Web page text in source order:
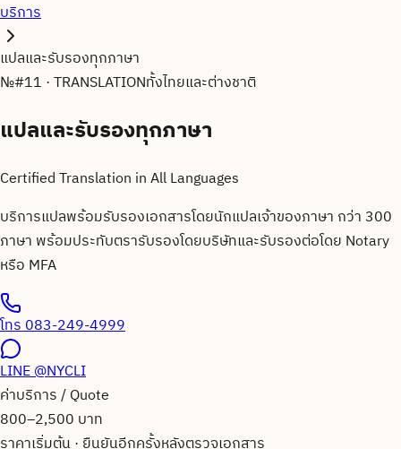
บริการ
แปลและรับรองทุกภาษา
№#11 · TRANSLATIONทั้งไทยและต่างชาติ
แปลและรับรองทุกภาษา
Certified Translation in All Languages
บริการแปลพร้อมรับรองเอกสารโดยนักแปลเจ้าของภาษา กว่า 300
ภาษา พร้อมประทับตรารับรองโดยบริษัทและรับรองต่อโดย Notary
หรือ MFA
โทร083-249-4999
LINE@NYCLI
ค่าบริการ / Quote
800–2,500 บาท